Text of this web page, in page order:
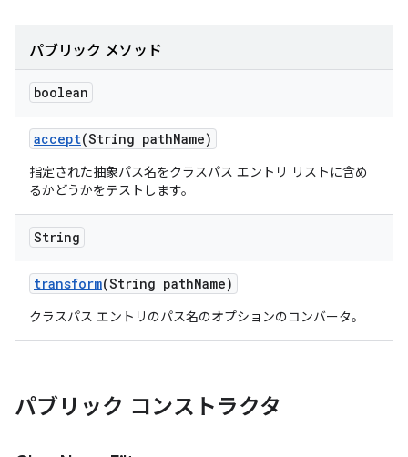
パブリック メソッド
boolean
accept(String pathName)
指定された抽象パス名をクラスパス エントリ リストに含め
るかどうかをテストします。
String
transform(String pathName)
クラスパス エントリのパス名のオプションのコンバータ。
パブリック コンストラクタ